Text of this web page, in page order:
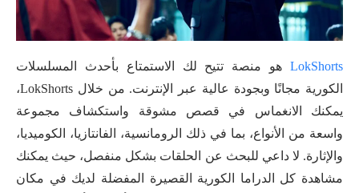
LokShorts هو منصة تتيح لك الاستمتاع بأحدث المسلسلات
الكورية مجانًا وبجودة عالية عبر الإنترنت. من خلال LokShorts،
يمكنك الانغماس في قصص مشوقة واستكشاف مجموعة
واسعة من الأنواع، بما في ذلك الرومانسية، الفانتازيا، الكوميديا،
والإثارة. لا داعي للبحث عن الحلقات بشكل منفصل، حيث يمكنك
مشاهدة كل الدراما الكورية القصيرة المفضلة لديك في مكان